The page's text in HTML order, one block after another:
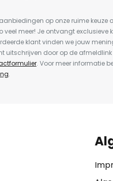
op onze ruime keuze
meer! Je ontvangt exclusieve
klant vinden we jouw
uitschrijven door op de
. Voor meer informatie
.